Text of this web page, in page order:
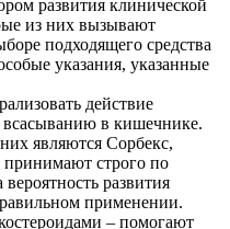
развития клинической
из них вызывают
подходящего средства
указания, указанные
действие
всасыванию в кишечнике.
являются Сорбекс,
строго по
развития
применении.
– помогают